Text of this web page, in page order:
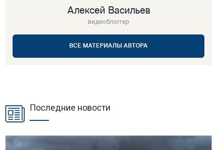
Алексей Васильев
видеоблоггер
ВСЕ МАТЕРИАЛЫ АВТОРА
Последние новости